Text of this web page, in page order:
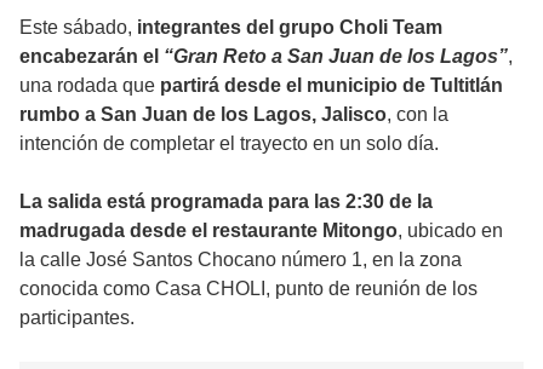
Este sábado, integrantes del grupo Choli Team
encabezarán el “Gran Reto a San Juan de los Lagos”,
una rodada que partirá desde el municipio de Tultitlán
rumbo a San Juan de los Lagos, Jalisco, con la
intención de completar el trayecto en un solo día.
La salida está programada para las 2:30 de la
madrugada desde el restaurante Mitongo, ubicado en
la calle José Santos Chocano número 1, en la zona
conocida como Casa CHOLI, punto de reunión de los
participantes.